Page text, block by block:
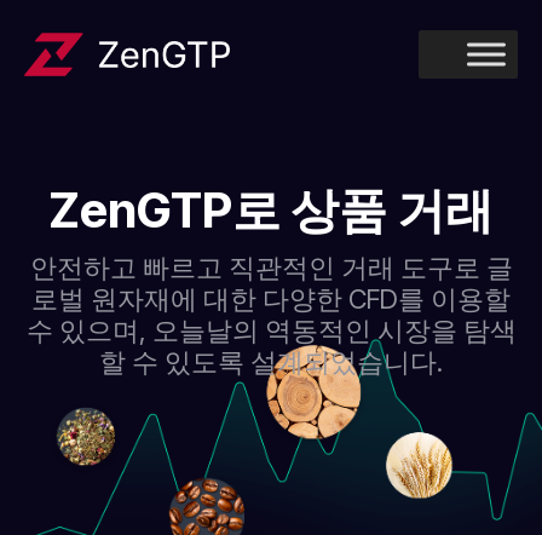
ZenGTP로 상품 거래
안전하고 빠르고 직관적인 거래 도구로 글
로벌 원자재에 대한 다양한 CFD를 이용할
수 있으며, 오늘날의 역동적인 시장을 탐색
할 수 있도록 설계되었습니다.